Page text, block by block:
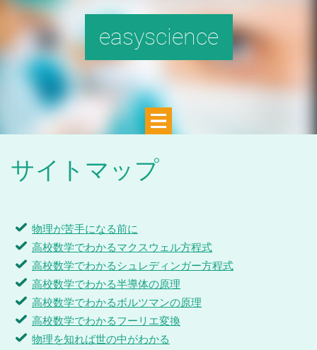
easyscience
サイトマップ
物理が苦手になる前に
高校数学でわかるマクスウェル方程式
高校数学でわかるシュレディンガー方程式
高校数学でわかる半導体の原理
高校数学でわかるボルツマンの原理
高校数学でわかるフーリエ変換
物理を知れば世の中がわかる